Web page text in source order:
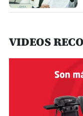
VIDEOS